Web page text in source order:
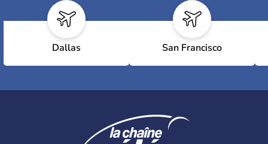
Dallas San Francisco